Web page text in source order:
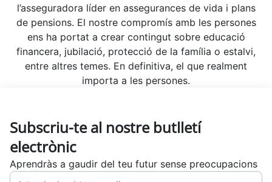
l’asseguradora líder en assegurances de vida i plans
de pensions. El nostre compromís amb les persones
ens ha portat a crear contingut sobre educació
financera, jubilació, protecció de la família o estalvi,
entre altres temes. En definitiva, el que realment
importa a les persones.
Subscriu-te al nostre butlletí
electrònic
Aprendràs a gaudir del teu futur sense preocupacions